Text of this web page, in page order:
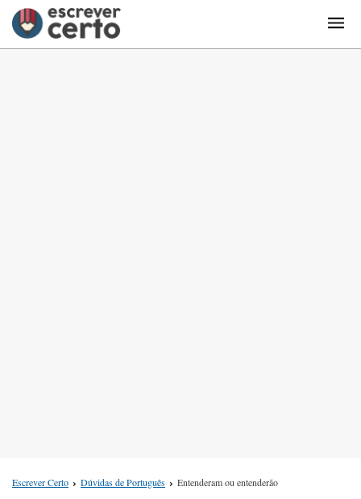
Escrever Certo Dúvidas de Português Entenderam ou entenderão